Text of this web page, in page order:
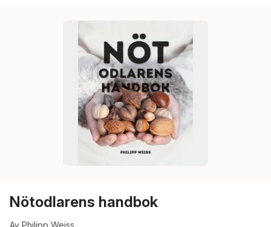
Nötodlarens handbok
Av Philipp Weiss